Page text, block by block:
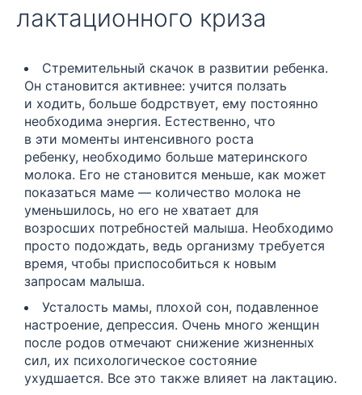
лактационного криза
Стремительный скачок в развитии ребенка.
Он становится активнее: учится ползать
и ходить, больше бодрствует, ему постоянно
необходима энергия. Естественно, что
в эти моменты интенсивного роста
ребенку, необходимо больше материнского
молока. Его не становится меньше, как может
показаться маме — количество молока не
уменьшилось, но его не хватает для
возросших потребностей малыша. Необходимо
просто подождать, ведь организму требуется
время, чтобы приспособиться к новым
запросам малыша.
Усталость мамы, плохой сон, подавленное
настроение, депрессия. Очень много женщин
после родов отмечают снижение жизненных
сил, их психологическое состояние
ухудшается. Все это также влияет на лактацию.